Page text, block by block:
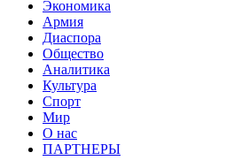
Экономика
Армия
Диаспора
Общество
Аналитика
Культура
Спорт
Мир
О нас
ПАРТНЕРЫ